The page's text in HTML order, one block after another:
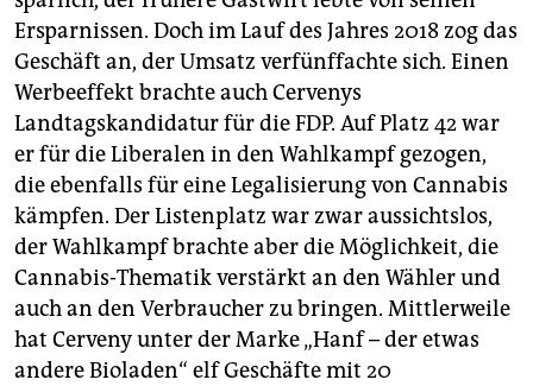
Ersparnissen. Doch im Lauf des Jahres 2018 zog das
Geschäft an, der Umsatz verfünffachte sich. Einen
Werbeeffekt brachte auch Cervenys
Landtagskandidatur für die FDP. Auf Platz 42 war
er für die Liberalen in den Wahlkampf gezogen,
die ebenfalls für eine Legalisierung von Cannabis
kämpfen. Der Listenplatz war zwar aussichtslos,
der Wahlkampf brachte aber die Möglichkeit, die
Cannabis-Thematik verstärkt an den Wähler und
auch an den Verbraucher zu bringen. Mittlerweile
hat Cerveny unter der Marke „Hanf – der etwas
andere Bioladen“ elf Geschäfte mit 20